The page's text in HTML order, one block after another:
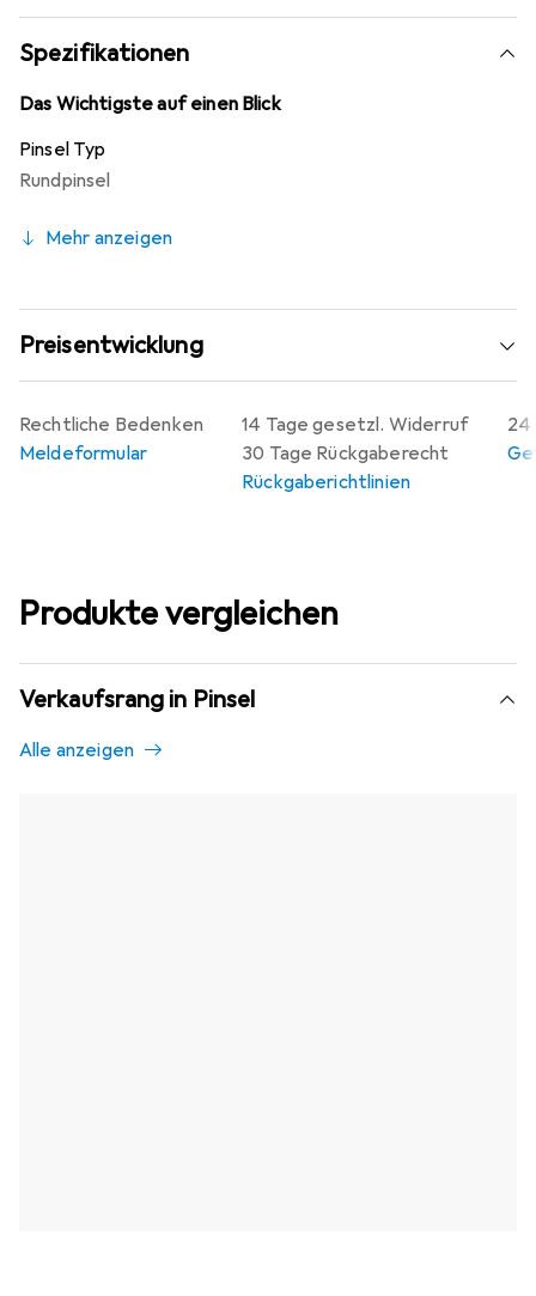
Modellieren zum Vergnügen.
Spezifikationen
Das Wichtigste auf einen Blick
Pinsel Typ
Rundpinsel
Mehr anzeigen
Preisentwicklung
14 Tage gesetzl. Widerruf
30 Tage Rückgaberecht
Rückgaberichtlinien
24
Rechtliche Bedenken
Meldeformular
Produkte vergleichen
Verkaufsrang in Pinsel
Alle anzeigen